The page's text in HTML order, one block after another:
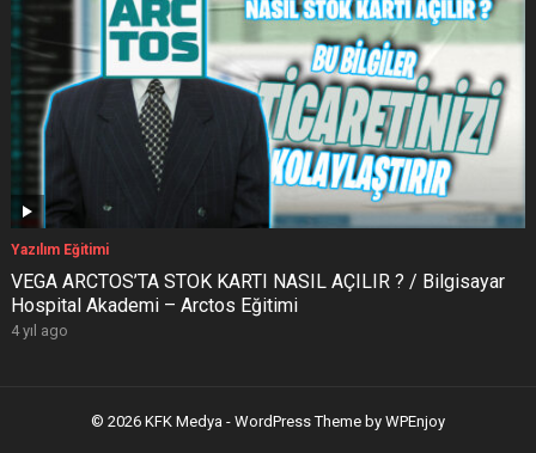
Yazılım Eğitimi
VEGA ARCTOS’TA STOK KARTI NASIL AÇILIR ? / Bilgisayar
Hospital Akademi – Arctos Eğitimi
4 yıl ago
© 2026 KFK Medya - WordPress Theme by WPEnjoy